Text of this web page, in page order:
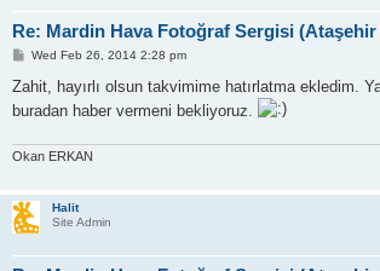
Re: Mardin Hava Fotoğraf Sergisi
P
s
Wed Feb 26, 2014 2:28 pm
Zahit, hayırlı olsun takvimime hatırlatma ekledim.
buradan haber vermeni bekliyoruz.
Okan ERKAN
Halit
Site Admin